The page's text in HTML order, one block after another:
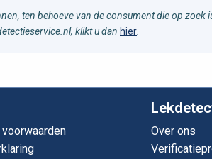
ten behoeve van de consument die op zoek
klikt u dan hier
Over ons